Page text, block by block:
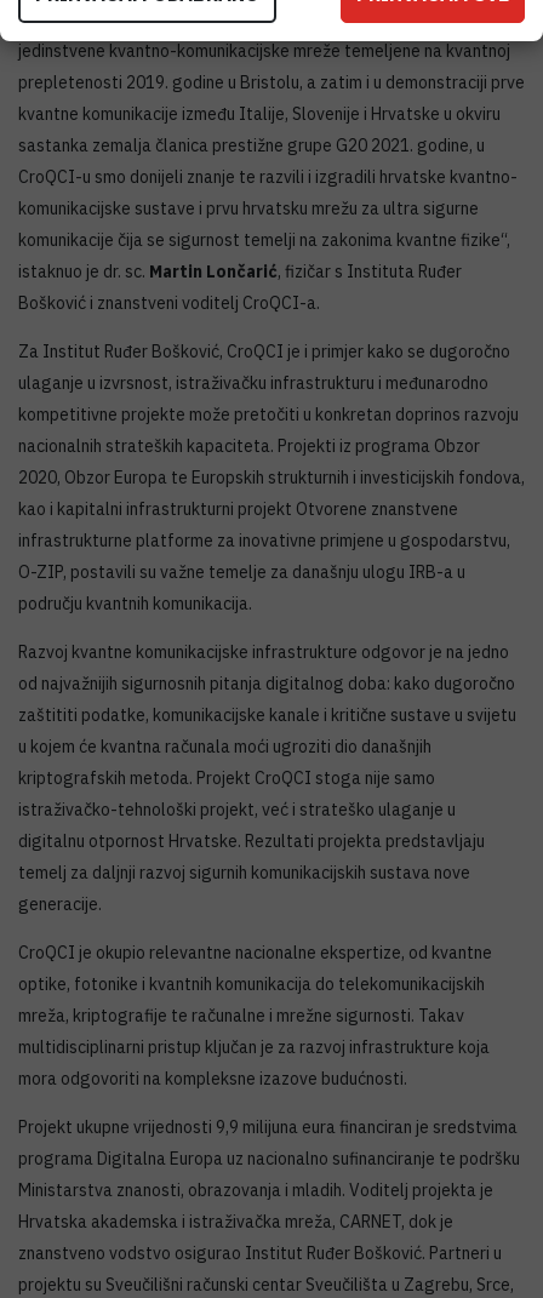
međunarodnom planu, izgradnji prve, i u tom trenutku u svijetu
jedinstvene kvantno-komunikacijske mreže temeljene na kvantnoj
prepletenosti 2019. godine u Bristolu, a zatim i u demonstraciji prve
kvantne komunikacije između Italije, Slovenije i Hrvatske u okviru
sastanka zemalja članica prestižne grupe G20 2021. godine, u
CroQCI-u smo donijeli znanje te razvili i izgradili hrvatske kvantno-
komunikacijske sustave i prvu hrvatsku mrežu za ultra sigurne
komunikacije čija se sigurnost temelji na zakonima kvantne fizike“,
istaknuo je dr. sc. Martin Lončarić, fizičar s Instituta Ruđer
Bošković i znanstveni voditelj CroQCI-a.
Za Institut Ruđer Bošković, CroQCI je i primjer kako se dugoročno
ulaganje u izvrsnost, istraživačku infrastrukturu i međunarodno
kompetitivne projekte može pretočiti u konkretan doprinos razvoju
nacionalnih strateških kapaciteta. Projekti iz programa Obzor
2020, Obzor Europa te Europskih strukturnih i investicijskih fondova,
kao i kapitalni infrastrukturni projekt Otvorene znanstvene
infrastrukturne platforme za inovativne primjene u gospodarstvu,
O-ZIP, postavili su važne temelje za današnju ulogu IRB-a u
području kvantnih komunikacija.
Razvoj kvantne komunikacijske infrastrukture odgovor je na jedno
od najvažnijih sigurnosnih pitanja digitalnog doba: kako dugoročno
zaštititi podatke, komunikacijske kanale i kritične sustave u svijetu
u kojem će kvantna računala moći ugroziti dio današnjih
kriptografskih metoda. Projekt CroQCI stoga nije samo
istraživačko-tehnološki projekt, već i strateško ulaganje u
digitalnu otpornost Hrvatske. Rezultati projekta predstavljaju
temelj za daljnji razvoj sigurnih komunikacijskih sustava nove
generacije.
CroQCI je okupio relevantne nacionalne ekspertize, od kvantne
optike, fotonike i kvantnih komunikacija do telekomunikacijskih
mreža, kriptografije te računalne i mrežne sigurnosti. Takav
multidisciplinarni pristup ključan je za razvoj infrastrukture koja
mora odgovoriti na kompleksne izazove budućnosti.
Projekt ukupne vrijednosti 9,9 milijuna eura financiran je sredstvima
programa Digitalna Europa uz nacionalno sufinanciranje te podršku
Ministarstva znanosti, obrazovanja i mladih. Voditelj projekta je
Hrvatska akademska i istraživačka mreža, CARNET, dok je
znanstveno vodstvo osigurao Institut Ruđer Bošković. Partneri u
projektu su Sveučilišni računski centar Sveučilišta u Zagrebu, Srce,